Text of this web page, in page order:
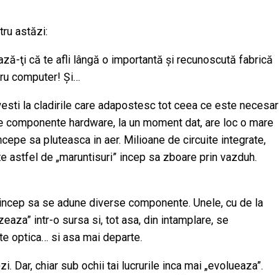
astăzi:
ţi că te afli lângă o importantă şi recunoscută fabrică
computer! Şi…
la cladirile care adapostesc tot ceea ce este necesar
componente hardware, la un moment dat, are loc o mare
sa pluteasca in aer. Milioane de circuite integrate,
de „maruntisuri” incep sa zboare prin vazduh.
sa se adune diverse componente. Unele, cu de la
intr-o sursa si, tot asa, din intamplare, se
optica… si asa mai departe.
Dar, chiar sub ochii tai lucrurile inca mai „evolueaza”.